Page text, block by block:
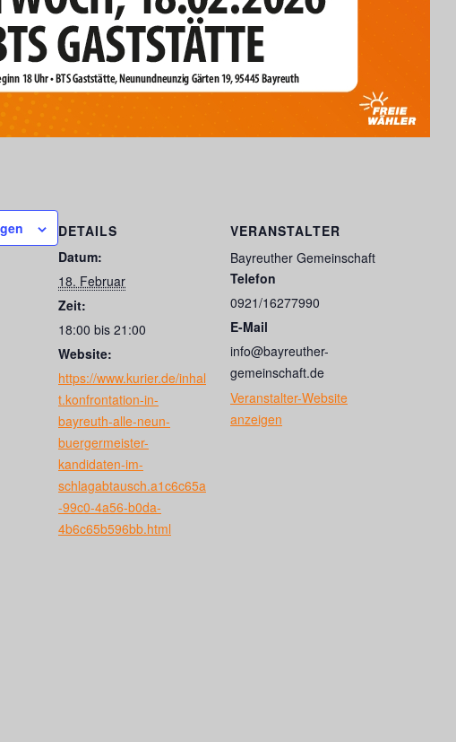
DETAILS
Datum:
18. Februar
Zeit:
18:00 bis 21:00
Website:
https://www.kurier.de/inhal
t.konfrontation-in-
bayreuth-alle-neun-
buergermeister-
kandidaten-im-
schlagabtausch.a1c6c65a
-99c0-4a56-b0da-
4b6c65b596bb.html
VERANSTALTER
Bayreuther Gemeinschaft
Telefon
0921/16277990
E-Mail
info@bayreuther-
gemeinschaft.de
Veranstalter-Website
anzeigen